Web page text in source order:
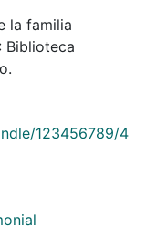
la familia
Biblioteca
123456789/4